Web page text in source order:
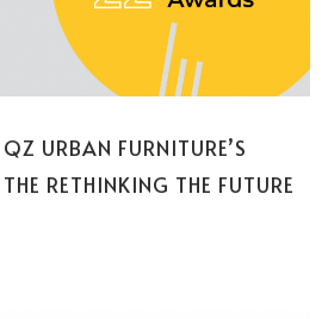
URBAN FURNITURE’S
RETHINKING THE FUTURE